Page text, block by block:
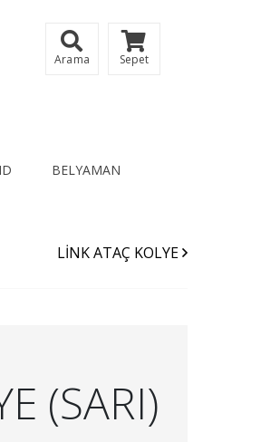
Arama Sepet
BELYAMAN
LİNK ATAÇ KOLYE
(SARI)